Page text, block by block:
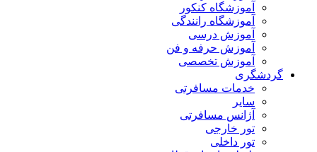
آموزشگاه کنکور
آموزشگاه رانندگی
آموزش درسی
آموزش حرفه و فن
آموزش تخصصی
گردشگری
خدمات مسافرتی
سایر
آژانس مسافرتی
تور خارجی
تور داخلی